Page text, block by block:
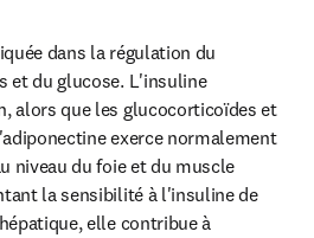
dans la régulation du
et du glucose. L'insuline
alors que les glucocorticoïdes et
exerce normalement
niveau du foie et du muscle
la sensibilité à l'insuline de
elle contribue à